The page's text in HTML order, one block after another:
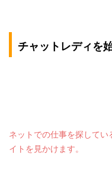
チャットレディを
ネットでの仕事を探して
イトを見かけます。